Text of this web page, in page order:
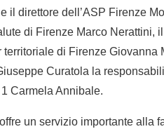
il direttore dell’ASP Firenze
di Firenze Marco Nerattini,
territoriale di Firenze
Curatola la
Carmela Annibale.
un servizio importante alla